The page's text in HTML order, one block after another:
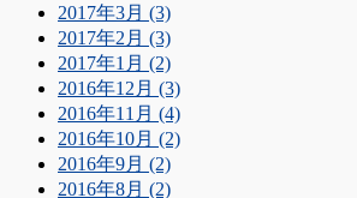
2017年3月 (3)
2017年2月 (3)
2017年1月 (2)
2016年12月 (3)
2016年11月 (4)
2016年10月 (2)
2016年9月 (2)
2016年8月 (2)